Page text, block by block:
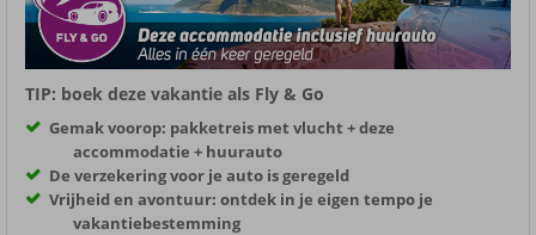
TIP: boek deze vakantie als Fly & Go
Gemak voorop: pakketreis met vlucht + deze
accommodatie + huurauto
De verzekering voor je auto is geregeld
Vrijheid en avontuur: ontdek in je eigen tempo je
vakantiebestemming